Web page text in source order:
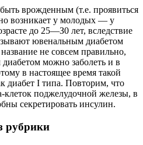
врожденным (т.е. проявиться
возникает у молодых — у
до 25—З0 лет, вследствие
ювенальным диабетом
не совсем правильно,
можно заболеть и в
в настоящее время такой
диабет I типа. Повторим, что
клеток поджелудочной железы, в
секретировать инсулин.
рубрики